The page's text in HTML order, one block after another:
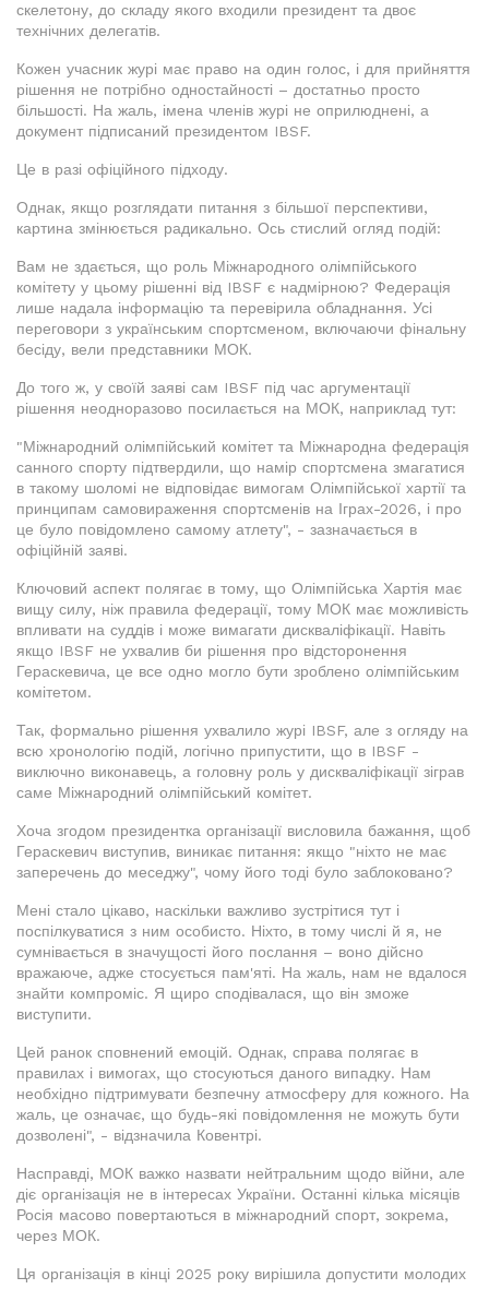
скелетону, до складу якого входили президент та двоє
технічних делегатів.
Кожен учасник журі має право на один голос, і для прийняття
рішення не потрібно одностайності – достатньо просто
більшості. На жаль, імена членів журі не оприлюднені, а
документ підписаний президентом IBSF.
Це в разі офіційного підходу.
Однак, якщо розглядати питання з більшої перспективи,
картина змінюється радикально. Ось стислий огляд подій:
Вам не здається, що роль Міжнародного олімпійського
комітету у цьому рішенні від IBSF є надмірною? Федерація
лише надала інформацію та перевірила обладнання. Усі
переговори з українським спортсменом, включаючи фінальну
бесіду, вели представники МОК.
До того ж, у своїй заяві сам IBSF під час аргументації
рішення неодноразово посилається на МОК, наприклад тут:
"Міжнародний олімпійський комітет та Міжнародна федерація
санного спорту підтвердили, що намір спортсмена змагатися
в такому шоломі не відповідає вимогам Олімпійської хартії та
принципам самовираження спортсменів на Іграх-2026, і про
це було повідомлено самому атлету", - зазначається в
офіційній заяві.
Ключовий аспект полягає в тому, що Олімпійська Хартія має
вищу силу, ніж правила федерації, тому МОК має можливість
впливати на суддів і може вимагати дискваліфікації. Навіть
якщо IBSF не ухвалив би рішення про відсторонення
Гераскевича, це все одно могло бути зроблено олімпійським
комітетом.
Так, формально рішення ухвалило журі IBSF, але з огляду на
всю хронологію подій, логічно припустити, що в IBSF -
виключно виконавець, а головну роль у дискваліфікації зіграв
саме Міжнародний олімпійський комітет.
Хоча згодом президентка організації висловила бажання, щоб
Гераскевич виступив, виникає питання: якщо "ніхто не має
заперечень до меседжу", чому його тоді було заблоковано?
Мені стало цікаво, наскільки важливо зустрітися тут і
поспілкуватися з ним особисто. Ніхто, в тому числі й я, не
сумнівається в значущості його послання – воно дійсно
вражаюче, адже стосується пам'яті. На жаль, нам не вдалося
знайти компроміс. Я щиро сподівалася, що він зможе
виступити.
Цей ранок сповнений емоцій. Однак, справа полягає в
правилах і вимогах, що стосуються даного випадку. Нам
необхідно підтримувати безпечну атмосферу для кожного. На
жаль, це означає, що будь-які повідомлення не можуть бути
дозволені", - відзначила Ковентрі.
Насправді, МОК важко назвати нейтральним щодо війни, але
діє організація не в інтересах України. Останні кілька місяців
Росія масово повертаються в міжнародний спорт, зокрема,
через МОК.
Ця організація в кінці 2025 року вирішила допустити молодих